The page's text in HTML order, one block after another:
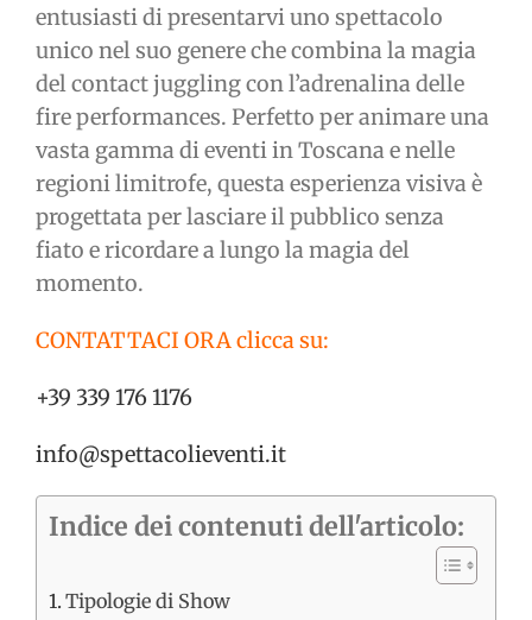
entusiasti di presentarvi uno spettacolo
unico nel suo genere che combina la magia
del contact juggling con l’adrenalina delle
fire performances. Perfetto per animare una
vasta gamma di eventi in Toscana e nelle
regioni limitrofe, questa esperienza visiva è
progettata per lasciare il pubblico senza
fiato e ricordare a lungo la magia del
momento.
CONTATTACI ORA clicca su:
+39 339 176 1176
info@spettacolieventi.it
Indice dei contenuti dell'articolo:
Tipologie di Show